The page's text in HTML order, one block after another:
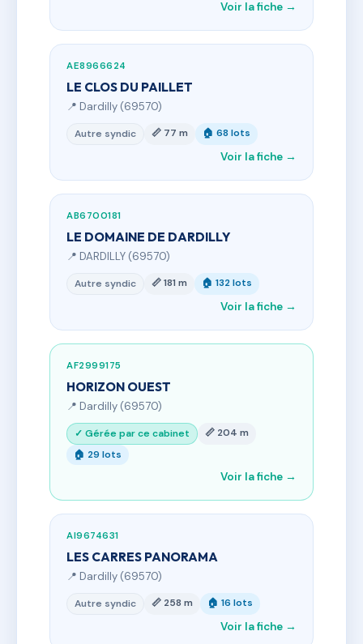
Voir la fiche →
AE8966624
LE CLOS DU PAILLET
📍 Dardilly (69570)
Autre syndic 📏 77 m 🏠 68 lots
Voir la fiche →
AB6700181
LE DOMAINE DE DARDILLY
📍 DARDILLY (69570)
Autre syndic 📏 181 m 🏠 132 lots
Voir la fiche →
AF2999175
HORIZON OUEST
📍 Dardilly (69570)
✓ Gérée par ce cabinet
📏 204 m
🏠 29 lots
Voir la fiche →
AI9674631
LES CARRES PANORAMA
📍 Dardilly (69570)
Autre syndic 📏 258 m 🏠 16 lots
Voir la fiche →